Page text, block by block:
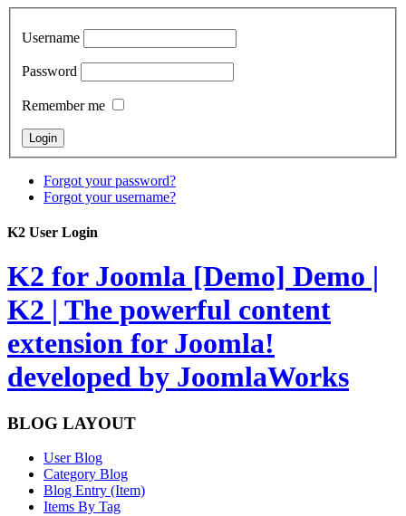
Username
Password
Remember me
Forgot your password?
Forgot your username?
K2 User Login
K2 for Joomla [Demo] Demo |
K2 | The powerful content
extension for Joomla!
developed by JoomlaWorks
BLOG LAYOUT
User Blog
Category Blog
Blog Entry (Item)
Items By Tag